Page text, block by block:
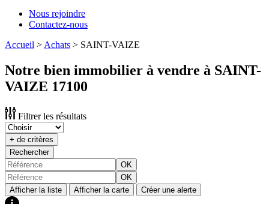
Nous rejoindre
Contactez-nous
Accueil > Achats > SAINT-VAIZE
Notre bien immobilier à vendre à SAINT-
VAIZE 17100
Filtrer les résultats
+ de critères
Rechercher
OK
OK
Afficher la liste
Afficher la carte Créer une alerte